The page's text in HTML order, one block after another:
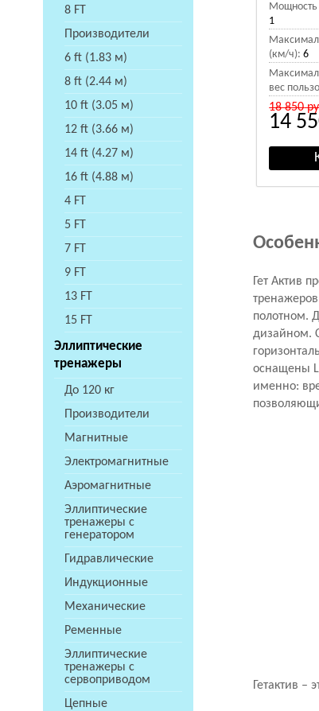
8 FT
Производители
6 ft (1.83 м)
8 ft (2.44 м)
10 ft (3.05 м)
12 ft (3.66 м)
14 ft (4.27 м)
16 ft (4.88 м)
4 FT
5 FT
7 FT
9 FT
13 FT
15 FT
Эллиптические
тренажеры
До 120 кг
Производители
Магнитные
Электромагнитные
Аэромагнитные
Эллиптические
тренажеры с
генератором
Гидравлические
Индукционные
Механические
Ременные
Эллиптические
тренажеры с
сервоприводом
Цепные
Мощность
1
(км/ч): 6
вес
18 850
14
Гет Актив
полотном.
дизайном.
оснащены
именно:
Гетактив